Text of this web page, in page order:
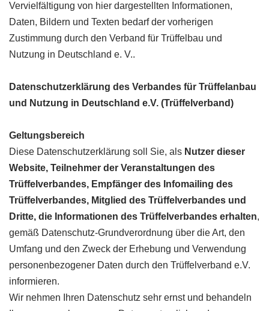
Vervielfältigung von hier dargestellten Informationen,
Daten, Bildern und Texten bedarf der vorherigen
Zustimmung durch den Verband für Trüffelbau und
Nutzung in Deutschland e. V..
Datenschutzerklärung des Verbandes für Trüffelanbau
und Nutzung in Deutschland e.V. (Trüffelverband)
Geltungsbereich
Diese Datenschutzerklärung soll Sie, als Nutzer dieser
Website, Teilnehmer der Veranstaltungen des
Trüffelverbandes, Empfänger des Infomailing des
Trüffelverbandes, Mitglied des Trüffelverbandes und
Dritte, die Informationen des Trüffelverbandes erhalten,
gemäß Datenschutz-Grundverordnung über die Art, den
Umfang und den Zweck der Erhebung und Verwendung
personenbezogener Daten durch den Trüffelverband e.V.
informieren.
Wir nehmen Ihren Datenschutz sehr ernst und behandeln